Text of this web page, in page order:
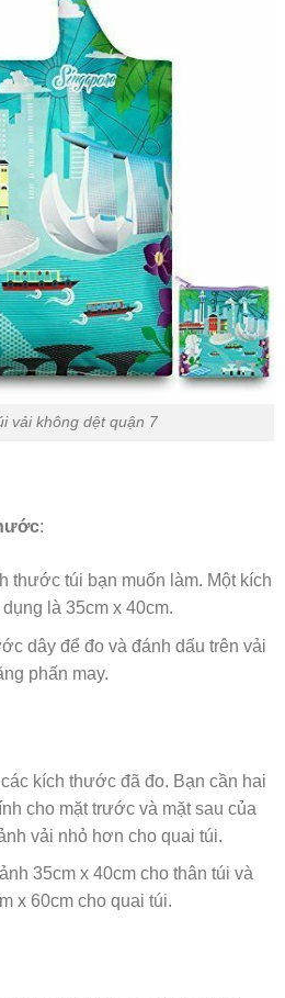
vải không dệt quận 7
:
thước túi bạn muốn làm. Một kích
là 35cm x 40cm.
dây để đo và đánh dấu trên vải
phấn may.
kích thước đã đo. Bạn cần hai
cho mặt trước và mặt sau của
vải nhỏ hơn cho quai túi.
35cm x 40cm cho thân túi và
x 60cm cho quai túi.